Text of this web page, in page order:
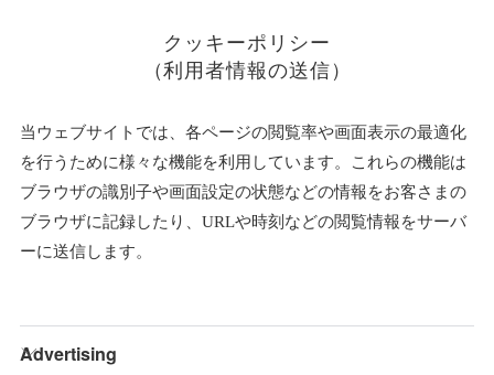
クッキーポリシー
（利用者情報の送信）
当ウェブサイトでは、各ページの閲覧率や画面表示の最適化
を行うために様々な機能を利用しています。これらの機能は
ブラウザの識別子や画面設定の状態などの情報をお客さまの
ブラウザに記録したり、URLや時刻などの閲覧情報をサーバ
ーに送信します。